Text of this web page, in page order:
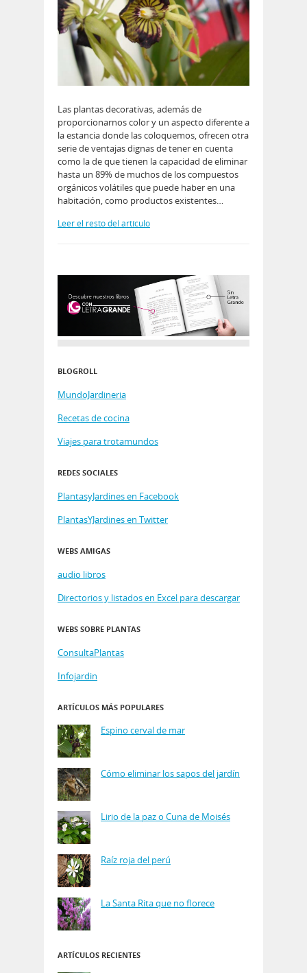
Las plantas decorativas, además de
proporcionarnos color y un aspecto diferente a
la estancia donde las coloquemos, ofrecen otra
serie de ventajas dignas de tener en cuenta
como la de que tienen la capacidad de eliminar
hasta un 89% de muchos de los compuestos
orgánicos volátiles que puede haber en una
habitación, como productos existentes…
Leer el resto del artículo
BLOGROLL
MundoJardineria
Recetas de cocina
Viajes para trotamundos
REDES SOCIALES
PlantasyJardines en Facebook
PlantasYJardines en Twitter
WEBS AMIGAS
audio libros
Directorios y listados en Excel para descargar
WEBS SOBRE PLANTAS
ConsultaPlantas
Infojardin
ARTÍCULOS MÁS POPULARES
Espino cerval de mar
Cómo eliminar los sapos del jardín
Lirio de la paz o Cuna de Moisés
Raíz roja del perú
La Santa Rita que no florece
ARTÍCULOS RECIENTES